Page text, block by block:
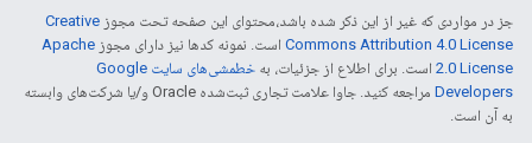
جز در مواردی که غیر از این ذکر شده باشد،‌محتوای این صفحه تحت مجوز Creative
Commons Attribution 4.0 License است. نمونه کدها نیز دارای مجوز Apache
2.0 License است. برای اطلاع از جزئیات، به
خطمشی‌های سایت Google
Developers‏
مراجعه کنید. جاوا علامت تجاری ثبت‌شده Oracle و/یا شرکت‌های وابسته
به آن است.